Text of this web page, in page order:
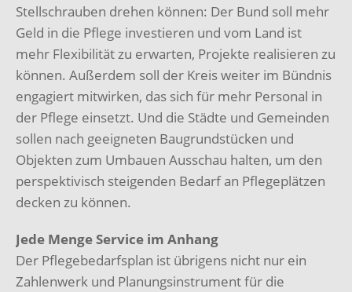
Stellschrauben drehen können: Der Bund soll mehr
Geld in die Pflege investieren und vom Land ist
mehr Flexibilität zu erwarten, Projekte realisieren zu
können. Außerdem soll der Kreis weiter im Bündnis
engagiert mitwirken, das sich für mehr Personal in
der Pflege einsetzt. Und die Städte und Gemeinden
sollen nach geeigneten Baugrundstücken und
Objekten zum Umbauen Ausschau halten, um den
perspektivisch steigenden Bedarf an Pflegeplätzen
decken zu können.
Jede Menge Service im Anhang
Der Pflegebedarfsplan ist übrigens nicht nur ein
Zahlenwerk und Planungsinstrument für die